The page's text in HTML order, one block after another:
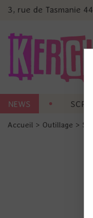
3, rue de Tasmanie
NEWS
Accueil > Outillage >